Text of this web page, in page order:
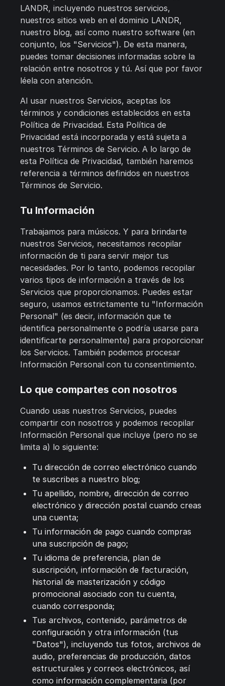
LANDR, incluyendo nuestros servicios,
nuestros sitios web en el dominio LANDR,
nuestro blog, así como nuestro software (en
conjunto, los "Servicios"). De esta manera,
puedes tomar decisiones informadas sobre la
relación entre nosotros y tú. Así que por favor
léela con atención.
Al usar nuestros Servicios, aceptas los
términos y condiciones establecidos en esta
Política de Privacidad. Esta Política de
Privacidad está incorporada y está sujeta a
nuestros Términos de Servicio. A lo largo de
esta Política de Privacidad, también haremos
referencia a términos definidos en nuestros
Términos de Servicio.
Tu Información
Trabajamos para músicos. Y para brindarte
nuestros Servicios, necesitamos recopilar
información de ti para servir mejor tus
necesidades. Por lo tanto, podemos recopilar
varios tipos de información a través de los
Servicios que proporcionamos. Puedes estar
seguro, usamos estrictamente tu "Información
Personal" (es decir, información que te
identifica personalmente o podría usarse para
identificarte personalmente) para proporcionar
los Servicios. También podemos procesar
Información Personal con tu consentimiento.
Lo que compartes con nosotros
Cuando usas nuestros Servicios, puedes
compartir con nosotros y podemos recopilar
Información Personal que incluye (pero no se
limita a) lo siguiente:
Tu dirección de correo electrónico cuando
te suscribes a nuestro blog;
Tu apellido, nombre, dirección de correo
electrónico y dirección postal cuando creas
una cuenta;
Tu información de pago cuando compras
una suscripción de pago;
Tu idioma de preferencia, plan de
suscripción, información de facturación,
historial de masterización y código
promocional asociado con tu cuenta,
cuando corresponda;
Tus archivos, contenido, parámetros de
configuración y otra información (tus
"Datos"), incluyendo tus fotos, archivos de
audio, preferencias de producción, datos
estructurales y correos electrónicos, así
como información complementaria (por